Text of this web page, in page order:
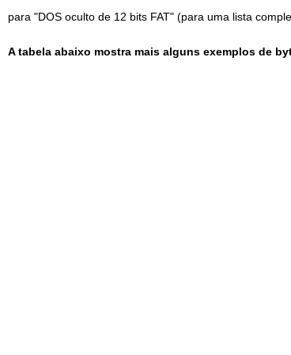
para "DOS oculto de 12 bits FAT" (para uma lista
A tabela abaixo mostra mais alguns exemplos de